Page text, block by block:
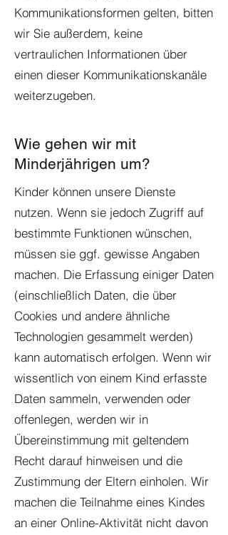
Kommunikationsformen gelten, bitten
wir Sie außerdem, keine
vertraulichen Informationen über
einen dieser Kommunikationskanäle
weiterzugeben.
Wie gehen wir mit
Minderjährigen um?
Kinder können unsere Dienste
nutzen. Wenn sie jedoch Zugriff auf
bestimmte Funktionen wünschen,
müssen sie ggf. gewisse Angaben
machen. Die Erfassung einiger Daten
(einschließlich Daten, die über
Cookies und andere ähnliche
Technologien gesammelt werden)
kann automatisch erfolgen. Wenn wir
wissentlich von einem Kind erfasste
Daten sammeln, verwenden oder
offenlegen, werden wir in
Übereinstimmung mit geltendem
Recht darauf hinweisen und die
Zustimmung der Eltern einholen. Wir
machen die Teilnahme eines Kindes
an einer Online-Aktivität nicht davon